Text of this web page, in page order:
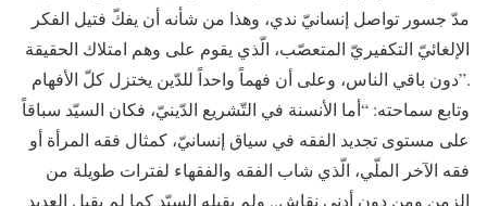
مدّ جسور تواصل إنسانيّ ندي، وهذا من شأنه أن يفكّ فتيل الفكر
الإلغائيّ التكفيريّ المتعصّب، الّذي يقوم على وهم امتلاك الحقيقة
دون باقي الناس، وعلى أن فهماً واحداً للدّين يختزل كلّ الأفهام”.
وتابع سماحته: “أما الأنسنة في التّشريع الدّينيّ، فكان السيّد سباقاً
على مستوى تجديد الفقه في سياق إنسانيّ، كمثال فقه المرأة أو
فقه الآخر الملّي، الّذي شاب الفقه والفقهاء لفترات طويلة من
الزمن ومن دون أدنى نقاش.. ولم يقبله السيّد كما لم يقبل العديد